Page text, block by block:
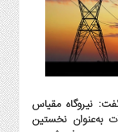
نیروگاه مقیاس
بشل با ظرفیت نامی ۲۰ مگاوات به‌عنوان نخستین